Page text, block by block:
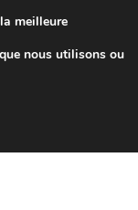
7 EUR
h à 16 h
meilleure
nous utilisons ou